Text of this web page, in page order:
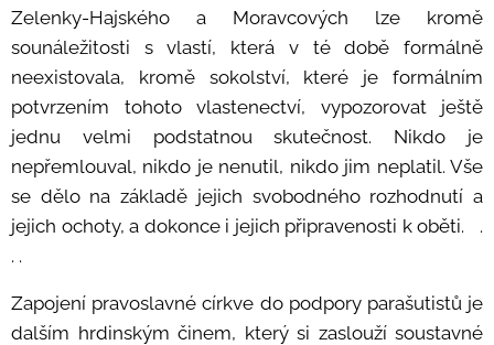
Zelenky-Hajského a Moravcových lze kromě
sounáležitosti s vlastí, která v té době formálně
neexistovala, kromě sokolství, které je formálním
potvrzením tohoto vlastenectví, vypozorovat ještě
jednu velmi podstatnou skutečnost. Nikdo je
nepřemlouval, nikdo je nenutil, nikdo jim neplatil. Vše
se dělo na základě jejich svobodného rozhodnutí a
jejich ochoty, a dokonce i jejich připravenosti k oběti. .
. .
Zapojení pravoslavné církve do podpory parašutistů je
dalším hrdinským činem, který si zaslouží soustavné